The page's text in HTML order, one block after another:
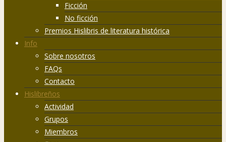
Ficción
No ficción
Premios Hislibris de literatura histórica
Info
Sobre nosotros
FAQs
Contacto
Hislibreños
Actividad
Grupos
Miembros